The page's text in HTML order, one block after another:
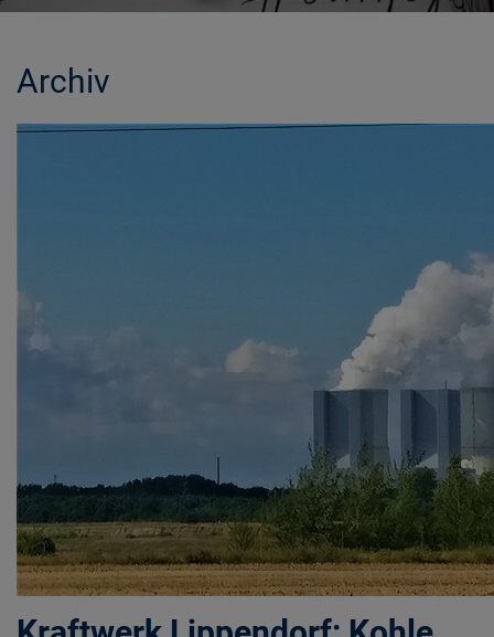
MORE INFORMATION
Archiv